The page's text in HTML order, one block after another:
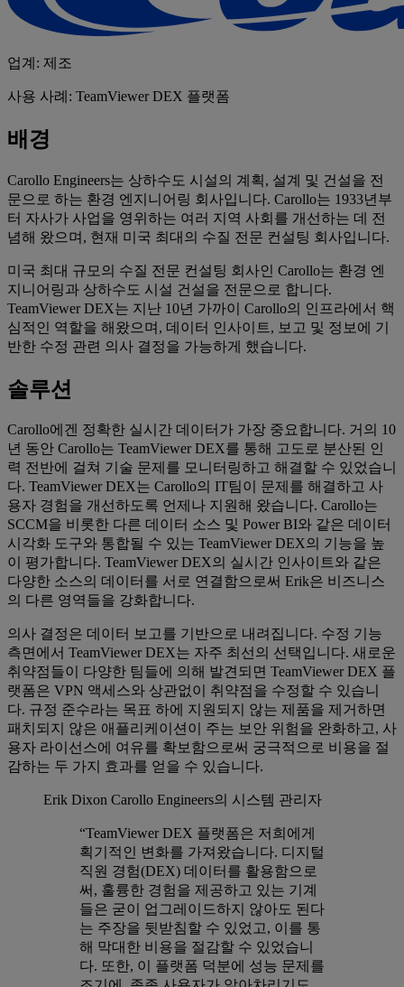
업계: 제조
사용 사례: TeamViewer DEX 플랫폼
배경
Carollo Engineers는 상하수도 시설의 계획, 설계 및 건설을 전
문으로 하는 환경 엔지니어링 회사입니다. Carollo는 1933년부
터 자사가 사업을 영위하는 여러 지역 사회를 개선하는 데 전
념해 왔으며, 현재 미국 최대의 수질 전문 컨설팅 회사입니다.
미국 최대 규모의 수질 전문 컨설팅 회사인 Carollo는 환경 엔
지니어링과 상하수도 시설 건설을 전문으로 합니다.
TeamViewer DEX는 지난 10년 가까이 Carollo의 인프라에서 핵
심적인 역할을 해왔으며, 데이터 인사이트, 보고 및 정보에 기
반한 수정 관련 의사 결정을 가능하게 했습니다.
솔루션
Carollo에겐 정확한 실시간 데이터가 가장 중요합니다. 거의 10
년 동안 Carollo는 TeamViewer DEX를 통해 고도로 분산된 인
력 전반에 걸쳐 기술 문제를 모니터링하고 해결할 수 있었습니
다. TeamViewer DEX는 Carollo의 IT팀이 문제를 해결하고 사
용자 경험을 개선하도록 언제나 지원해 왔습니다. Carollo는
SCCM을 비롯한 다른 데이터 소스 및 Power BI와 같은 데이터
시각화 도구와 통합될 수 있는 TeamViewer DEX의 기능을 높
이 평가합니다. TeamViewer DEX의 실시간 인사이트와 같은
다양한 소스의 데이터를 서로 연결함으로써 Erik은 비즈니스
의 다른 영역들을 강화합니다.
의사 결정은 데이터 보고를 기반으로 내려집니다. 수정 기능
측면에서 TeamViewer DEX는 자주 최선의 선택입니다. 새로운
취약점들이 다양한 팀들에 의해 발견되면 TeamViewer DEX 플
랫폼은 VPN 액세스와 상관없이 취약점을 수정할 수 있습니
다. 규정 준수라는 목표 하에 지원되지 않는 제품을 제거하면
패치되지 않은 애플리케이션이 주는 보안 위험을 완화하고, 사
용자 라이선스에 여유를 확보함으로써 궁극적으로 비용을 절
감하는 두 가지 효과를 얻을 수 있습니다.
Erik Dixon Carollo Engineers의 시스템 관리자
“TeamViewer DEX 플랫폼은 저희에게
획기적인 변화를 가져왔습니다. 디지털
직원 경험(DEX) 데이터를 활용함으로
써, 훌륭한 경험을 제공하고 있는 기계
들은 굳이 업그레이드하지 않아도 된다
는 주장을 뒷받침할 수 있었고, 이를 통
해 막대한 비용을 절감할 수 있었습니
다. 또한, 이 플랫폼 덕분에 성능 문제를